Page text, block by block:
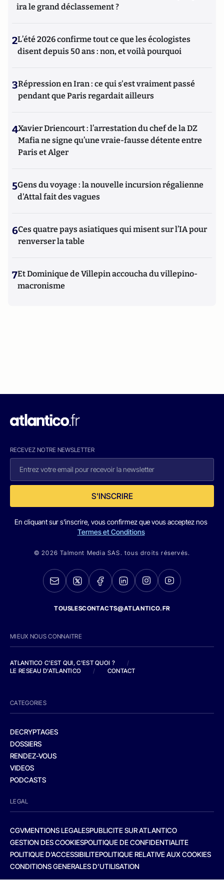
ira le grand déclassement ?
2L’été 2026 confirme tout ce que les écologistes
disent depuis 50 ans : non, et voilà pourquoi
3Répression en Iran : ce qui s'est vraiment passé
pendant que Paris regardait ailleurs
4Xavier Driencourt : l’arrestation du chef de la DZ
Mafia ne signe qu’une vraie-fausse détente entre
Paris et Alger
5Gens du voyage : la nouvelle incursion régalienne
d'Attal fait des vagues
6Ces quatre pays asiatiques qui misent sur l’IA pour
renverser la table
7Et Dominique de Villepin accoucha du villepino-
macronisme
RECEVEZ NOTRE NEWSLETTER
S'INSCRIRE
En cliquant sur s'inscrire, vous confirmez que vous acceptez nos
Termes et Conditions
© 2026 Talmont Media SAS. tous droits réservés.
TOUSLESCONTACTS@ATLANTICO.FR
MIEUX NOUS CONNAITRE
ATLANTICO C'EST QUI, C'EST QUOI ?
/
LE RESEAU D'ATLANTICO
/ CONTACT
CATEGORIES
DECRYPTAGES
DOSSIERS
RENDEZ-VOUS
VIDEOS
PODCASTS
LEGAL
CGVMENTIONS LEGALESPUBLICITE SUR ATLANTICO
GESTION DES COOKIESPOLITIQUE DE CONFIDENTIALITE
POLITIQUE D’ACCESSIBILITEPOLITIQUE RELATIVE AUX COOKIES
CONDITIONS GENERALES D’UTILISATION